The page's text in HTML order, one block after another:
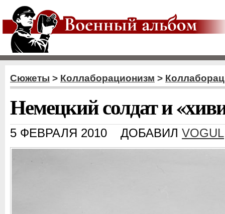
Сюжеты > Коллаборационизм >
Немецкий солдат и
5 ФЕВРАЛЯ 2010 ДОБАВИЛ VOGUL